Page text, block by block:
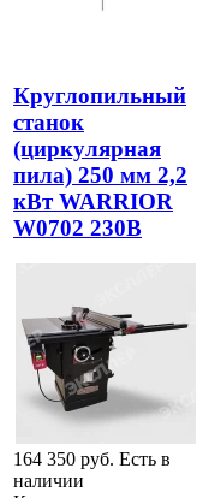
Круглопильный
станок
(циркулярная
пила) 250 мм 2,2
кВт WARRIOR
W0702 230В
164 350 руб. Есть в
наличии